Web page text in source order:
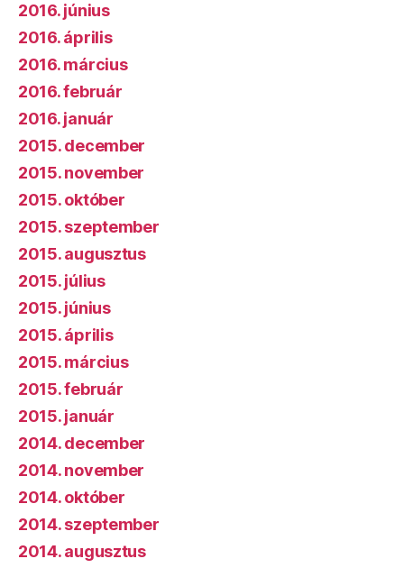
2016. június
2016. április
2016. március
2016. február
2016. január
2015. december
2015. november
2015. október
2015. szeptember
2015. augusztus
2015. július
2015. június
2015. április
2015. március
2015. február
2015. január
2014. december
2014. november
2014. október
2014. szeptember
2014. augusztus